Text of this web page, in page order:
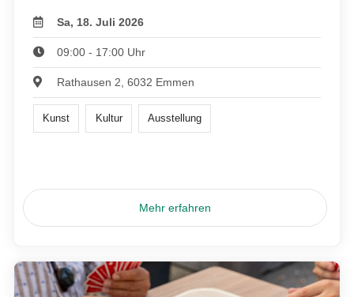
Sa, 18. Juli 2026
09:00 - 17:00 Uhr
Rathausen 2, 6032 Emmen
Kunst Kultur Ausstellung
Mehr erfahren